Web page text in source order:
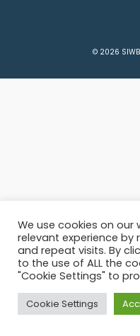
© 2026
We use cookies on
relevant experience by
and repeat visits. By
to the use of ALL the
"Cookie Settings" to
Cookie Settings